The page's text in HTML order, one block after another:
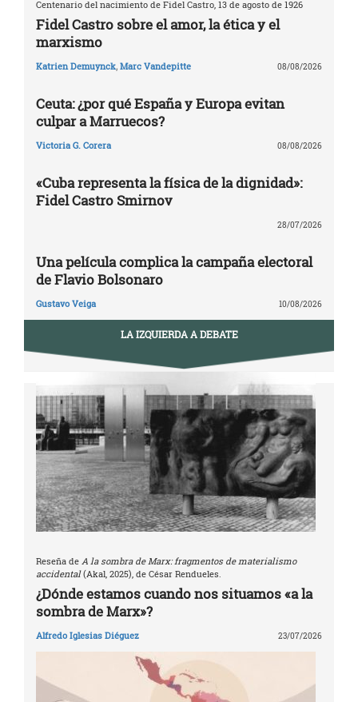
Centenario del nacimiento de Fidel Castro, 13 de agosto de 1926
Fidel Castro sobre el amor, la ética y el
marxismo
Katrien Demuynck, Marc Vandepitte 08/08/2026
Ceuta: ¿por qué España y Europa evitan
culpar a Marruecos?
Victoria G. Corera 08/08/2026
«Cuba representa la física de la dignidad»:
Fidel Castro Smirnov
28/07/2026
Una película complica la campaña electoral
de Flavio Bolsonaro
Gustavo Veiga 10/08/2026
LA IZQUIERDA A DEBATE
Reseña de A la sombra de Marx: fragmentos de materialismo
accidental(Akal, 2025), de César Rendueles.
¿Dónde estamos cuando nos situamos «a la
sombra de Marx»?
Alfredo Iglesias Diéguez 23/07/2026